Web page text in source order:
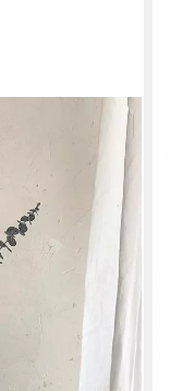
aus
LYKKE